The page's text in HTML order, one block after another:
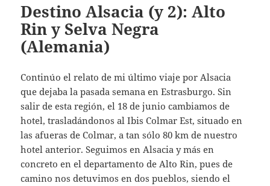
Destino Alsacia (y 2): Alto
Rin y Selva Negra
(Alemania)
Continúo el relato de mi último viaje por Alsacia
que dejaba la pasada semana en Estrasburgo. Sin
salir de esta región, el 18 de junio cambiamos de
hotel, trasladándonos al Ibis Colmar Est, situado en
las afueras de Colmar, a tan sólo 80 km de nuestro
hotel anterior. Seguimos en Alsacia y más en
concreto en el departamento de Alto Rin, pues de
camino nos detuvimos en dos pueblos, siendo el